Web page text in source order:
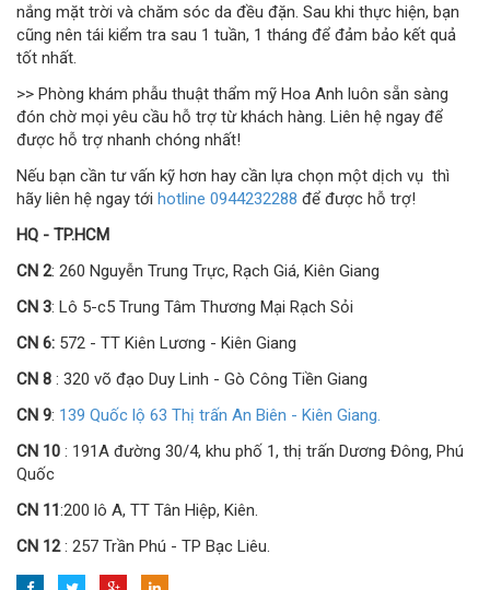
nắng mặt trời và chăm sóc da đều đặn. Sau khi thực hiện, bạn
cũng nên tái kiểm tra sau 1 tuần, 1 tháng để đảm bảo kết quả
tốt nhất.
>> Phòng khám phẫu thuật thẩm mỹ Hoa Anh luôn sẵn sàng
đón chờ mọi yêu cầu hỗ trợ từ khách hàng. Liên hệ ngay để
được hỗ trợ nhanh chóng nhất!
Nếu bạn cần tư vấn kỹ hơn hay cần lựa chọn một dịch vụ thì
hãy liên hệ ngay tới hotline 0944232288 để được hỗ trợ!
HQ - TP.HCM
CN 2: 260 Nguyễn Trung Trực, Rạch Giá, Kiên Giang
CN 3: Lô 5-c5 Trung Tâm Thương Mại Rạch Sỏi
CN 6: 572 - TT Kiên Lương - Kiên Giang
CN 8 : 320 võ đạo Duy Linh - Gò Công Tiền Giang
CN 9: 139 Quốc lộ 63 Thị trấn An Biên - Kiên Giang.
CN 10 : 191A đường 30/4, khu phố 1, thị trấn Dương Đông, Phú
Quốc
CN 11:200 lô A, TT Tân Hiệp, Kiên.
CN 12: 257 Trần Phú - TP Bạc Liêu.